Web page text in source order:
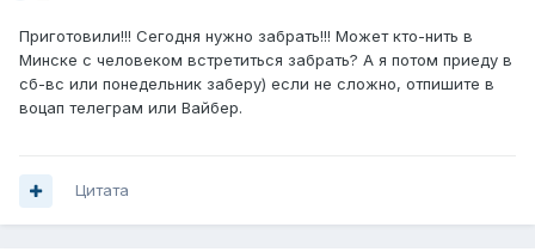
Приготовили!!! Сегодня нужно забрать!!! Может кто-нить в
Минске с человеком встретиться забрать? А я потом приеду в
сб-вс или понедельник заберу) если не сложно, отпишите в
воцап телеграм или Вайбер.
Цитата